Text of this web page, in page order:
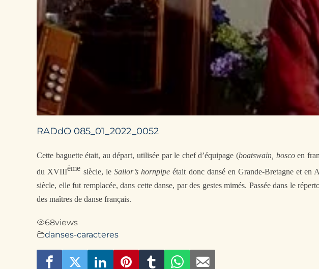
RADdO 085_01_2022_0052
Cette baguette était, au départ, utilisée par le chef d’équipage (boatswain, boscoen
du XVIIIème siècle, leSailor’s hornpipeétait donc dansé en Grande-Bretagne et en
siècle, elle fut remplacée, dans cette danse, par des gestes mimés. Passée dans le
des maîtres de danse français.
68views
danses-caracteres